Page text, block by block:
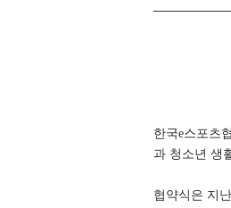
한국e스포츠
과 청소년 생
협약식은 지